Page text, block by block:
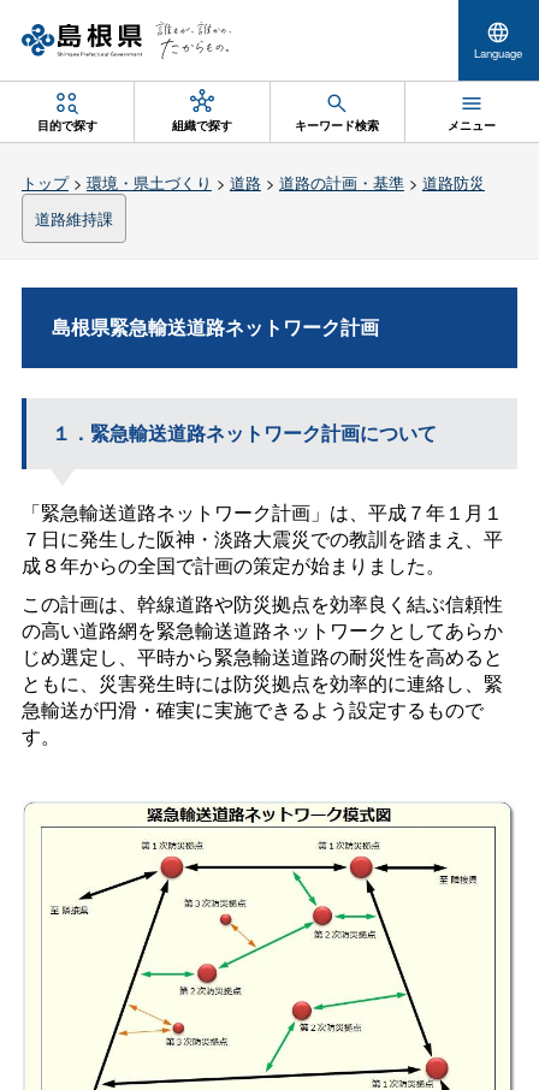
Language
目的で探す 組織で探す キーワード検索 メニュー
トップ> 環境・県土づくり > 道路> 道路の計画・基準> 道路防災
道路維持課
島根県緊急輸送道路ネットワーク計画
１．緊急輸送道路ネットワーク計画について
「緊急輸送道路ネットワーク計画」は、平成７年１月１
７日に発生した阪神・淡路大震災での教訓を踏まえ、平
成８年からの全国で計画の策定が始まりました。
この計画は、幹線道路や防災拠点を効率良く結ぶ信頼性
の高い道路網を緊急輸送道路ネットワークとしてあらか
じめ選定し、平時から緊急輸送道路の耐災性を高めると
ともに、災害発生時には防災拠点を効率的に連絡し、緊
急輸送が円滑・確実に実施できるよう設定するもので
す。